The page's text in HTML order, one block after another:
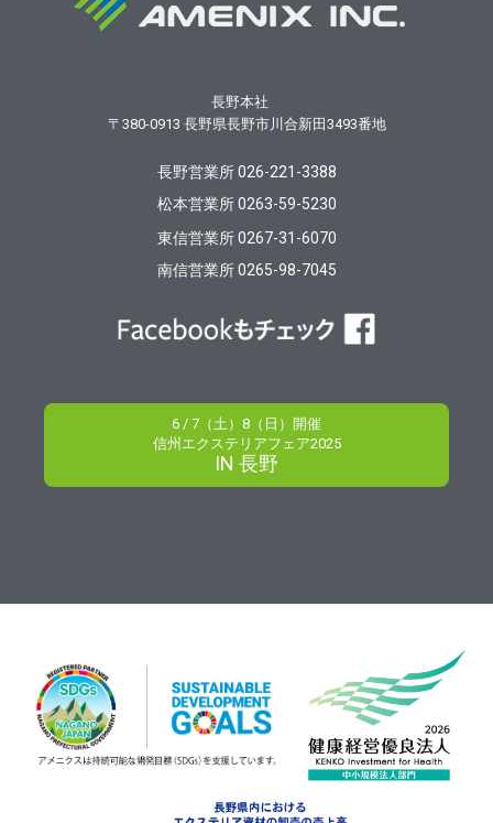
長野本社
〒380-0913 長野県長野市川合新田3493番地
長野営業所 026-221-3388
松本営業所 0263-59-5230
東信営業所 0267-31-6070
南信営業所 0265-98-7045
6 / 7（土）8（日）開催
信州エクステリアフェア2025
IN 長野